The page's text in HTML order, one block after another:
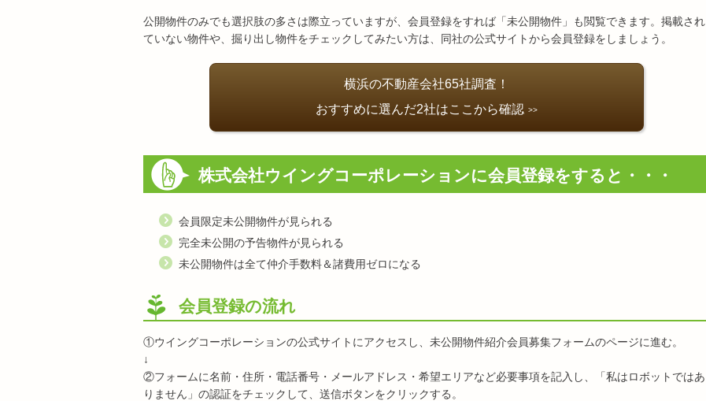
公開物件のみでも選択肢の多さは際立っていますが、会員登録をすれば「未公開物件」も閲覧できます。掲載され
ていない物件や、掘り出し物件をチェックしてみたい方は、同社の公式サイトから会員登録をしましょう。
横浜の不動産会社65社調査！
おすすめに選んだ2社はここから確認
株式会社ウイングコーポレーションに会員登録をすると・・・
会員限定未公開物件が見られる
完全未公開の予告物件が見られる
未公開物件は全て仲介手数料＆諸費用ゼロになる
会員登録の流れ
①ウイングコーポレーションの公式サイトにアクセスし、未公開物件紹介会員募集フォームのページに進む。
↓
②フォームに名前・住所・電話番号・メールアドレス・希望エリアなど必要事項を記入し、「私はロボットではあ
りません」の認証をチェックして、送信ボタンをクリックする。